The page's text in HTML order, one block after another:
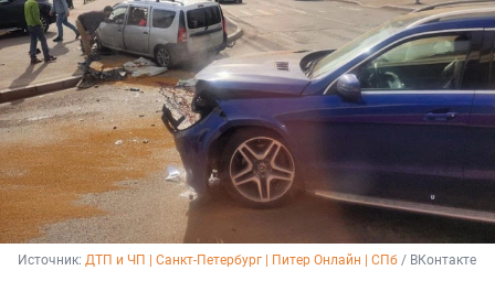
Источник: ДТП и ЧП | Санкт-Петербург | Питер Онлайн | СПб / ВКонтакте